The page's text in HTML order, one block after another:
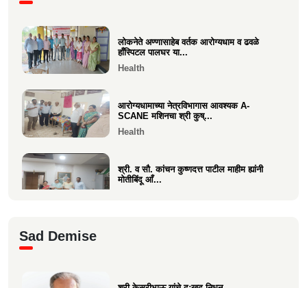
वसई विकास सहकारी बँकेचे अध्यक्ष आशय राऊत
लोकनेते अण्णासाहेब वर्तक आरोग्यधाम व ढवळे
हाँस्पिटल पालघर या...
Health
आरोग्यधामाच्या नेत्रविभागास आवश्यक A-
SCANE मशिनचा श्री कुष्...
Health
श्री. व सौ. कांचन कुष्णदत्त पाटील माहीम ह्यांनी
मोतीबिंदू आँ...
Sad Demise